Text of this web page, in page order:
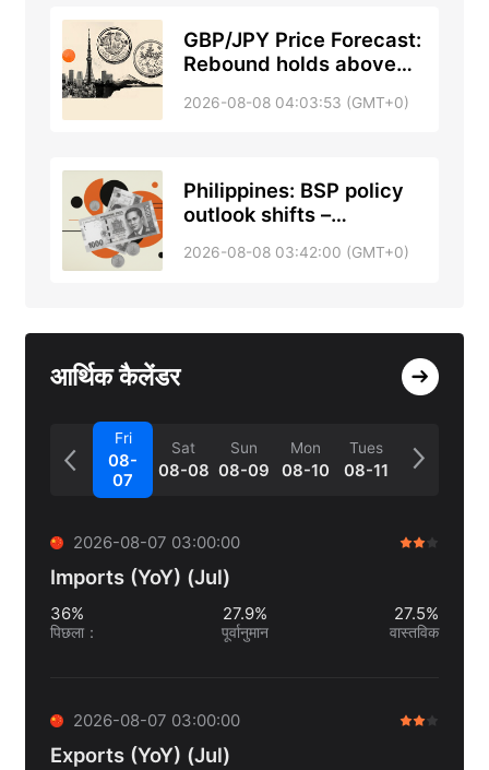
GBP/JPY Price Forecast:
Rebound holds above
2026-08-08 04:03:53 (GMT+0)
Philippines: BSP policy
outlook shifts –
2026-08-08 03:42:00 (GMT+0)
आर्थिक कैलेंडर
Fri
08-
07
Sat
08-08
Sun
08-09
Mon
08-10
Tues
08-11
2026-08-07 03:00:00
Imports (YoY) (Jul)
36%
पिछला：
27.9%
पूर्वानुमान
27.5%
वास्तविक
2026-08-07 03:00:00
Exports (YoY) (Jul)